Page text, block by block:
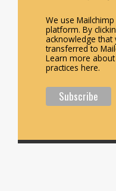
We use
platform. By
acknowledge
transferred to
Learn more
practices here.